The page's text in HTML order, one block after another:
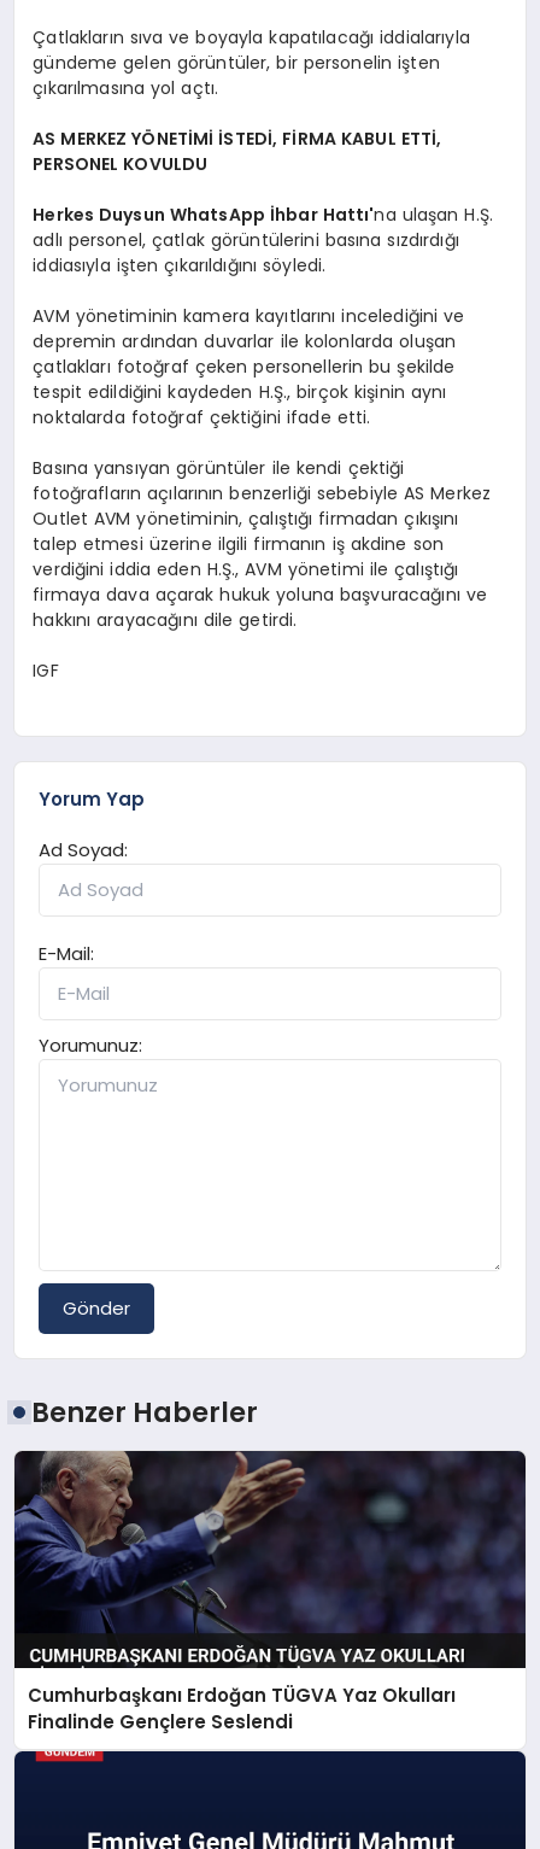
Çatlakların sıva ve boyayla kapatılacağı iddialarıyla
gündeme gelen görüntüler, bir personelin işten
çıkarılmasına yol açtı.
AS MERKEZ YÖNETİMİ İSTEDİ, FİRMA KABUL ETTİ,
PERSONEL KOVULDU
Herkes Duysun WhatsApp İhbar Hattı'na ulaşan H.Ş.
adlı personel, çatlak görüntülerini basına sızdırdığı
iddiasıyla işten çıkarıldığını söyledi.
AVM yönetiminin kamera kayıtlarını incelediğini ve
depremin ardından duvarlar ile kolonlarda oluşan
çatlakları fotoğraf çeken personellerin bu şekilde
tespit edildiğini kaydeden H.Ş., birçok kişinin aynı
noktalarda fotoğraf çektiğini ifade etti.
Basına yansıyan görüntüler ile kendi çektiği
fotoğrafların açılarının benzerliği sebebiyle AS Merkez
Outlet AVM yönetiminin, çalıştığı firmadan çıkışını
talep etmesi üzerine ilgili firmanın iş akdine son
verdiğini iddia eden H.Ş., AVM yönetimi ile çalıştığı
firmaya dava açarak hukuk yoluna başvuracağını ve
hakkını arayacağını dile getirdi.
IGF
Yorum Yap
Ad Soyad:
E-Mail:
Yorumunuz:
Gönder
Benzer Haberler
Cumhurbaşkanı Erdoğan TÜGVA Yaz Okulları
Finalinde Gençlere Seslendi